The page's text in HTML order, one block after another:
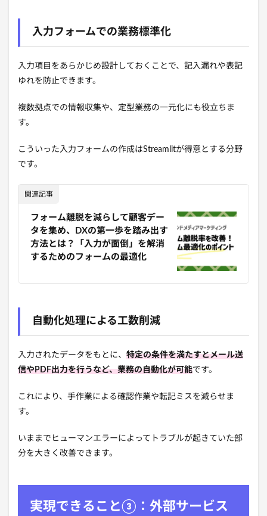
入力フォームでの業務標準化
入力項目をあらかじめ設計しておくことで、記入漏れや表記
ゆれを防止できます。
複数拠点での情報収集や、定型業務の一元化にも役立ちま
す。
こういった入力フォームの作成はStreamlitが得意とする分野
です。
関連記事
フォーム離脱を減らして顧客デー
タを集め、DXの第一歩を踏み出す
方法とは？「入力が面倒」を解消
するためのフォームの最適化
自動化処理による工数削減
入力されたデータをもとに、 特定の条件を満たすとメール送
信やPDF出力を行うなど、業務の自動化が可能です。
これにより、手作業による確認作業や転記ミスを減らせま
す。
いままでヒューマンエラーによってトラブルが起きていた部
分を大きく改善できます。
実現できること③：外部サービス